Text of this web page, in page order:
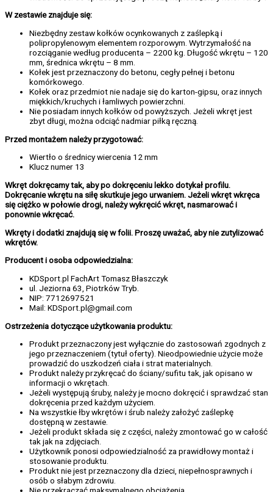
W zestawie znajduje się:
Niezbędny zestaw kołków ocynkowanych z zaślepką i
polipropylenowym elementem rozporowym. Wytrzymałość na
rozciąganie według producenta – 2200 kg. Długość wkrętu – 120
mm, średnica wkrętu – 8 mm.
Kołek jest przeznaczony do betonu, cegły pełnej i betonu
komórkowego.
Kołek oraz przedmiot nie nadaje się do karton-gipsu, oraz innych
miękkich/kruchych i łamliwych powierzchni.
Nie posiadam innych kołków od powyższych. Jeżeli wkręt jest
zbyt długi, można odciąć nadmiar piłką ręczną.
Przed montażem należy przygotować:
Wiertło o średnicy wiercenia 12 mm
Klucz numer 13
Wkręt dokręcamy tak, aby po dokręceniu lekko dotykał profilu.
Dokręcanie wkrętu na siłę skutkuje jego urwaniem. Jeżeli wkręt wkręca
się ciężko w połowie drogi, należy wykręcić wkręt, nasmarować i
ponownie wkręcać.
Wkręty i dodatki znajdują się w folii. Proszę uważać, aby nie zutylizować
wkrętów.
Producent i osoba odpowiedzialna:
KDSport.pl FachArt Tomasz Błaszczyk
ul. Jeziorna 63, Piotrków Tryb.
NIP: 7712697521
Mail: KDSport.pl@gmail.com
Ostrzeżenia dotyczące użytkowania produktu:
Produkt przeznaczony jest wyłącznie do zastosowań zgodnych z
jego przeznaczeniem (tytuł oferty). Nieodpowiednie użycie może
prowadzić do uszkodzeń ciała i strat materialnych.
Produkt należy przykręcać do ściany/sufitu tak, jak opisano w
informacji o wkrętach.
Jeżeli występują śruby, należy je mocno dokręcić i sprawdzać stan
dokręcenia przed każdym użyciem.
Na wszystkie łby wkrętów i śrub należy założyć zaślepkę
dostępną w zestawie.
Jeżeli produkt składa się z części, należy zmontować go w całość
tak jak na zdjęciach.
Użytkownik ponosi odpowiedzialność za prawidłowy montaż i
stosowanie produktu.
Produkt nie jest przeznaczony dla dzieci, niepełnosprawnych i
osób o słabym zdrowiu.